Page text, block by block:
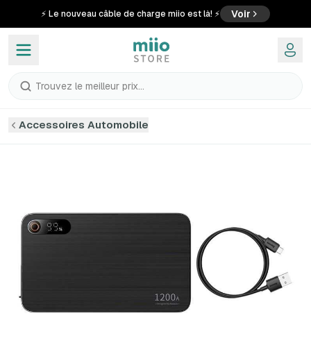
⚡ Le nouveau câble de charge miio est là! ⚡ Voir
Trouvez le meilleur prix...
Accessoires Automobile